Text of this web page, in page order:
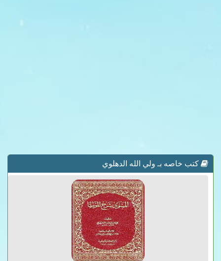
كتب خاصه بـ ولي الله الدهلوي